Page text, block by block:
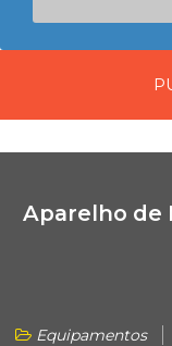
Aparelho de
Equipamentos